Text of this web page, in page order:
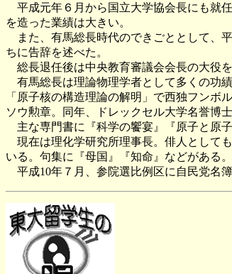
平成元年６月から国立大学協会長にも就
を造った業績は大きい。
また、有馬総長時代のできごととして、
ちに告辞を述べた。
総長退任後は中央教育審議会会長の大役
有馬総長は理論物理学者として多くの功
「原子核の構造理論の解明」で西独フン
ソウ勲章。同年、ドレックセル大学名誉博
主な専門書に『科学の饗宴』『原子と原子
現在は理化学研究所理事長。俳人として
いる。句集に『母国』『知命』などがある。
平成10年７月、参院選比例区に自民党名